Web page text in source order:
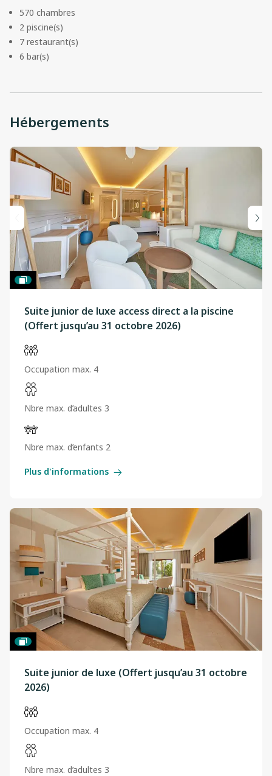
570 chambres
2 piscine(s)
7 restaurant(s)
6 bar(s)
Hébergements
Suite junior de luxe access direct a la piscine
(Offert jusqu’au 31 octobre 2026)
Occupation max. 4
Nbre max. d’adultes 3
Nbre max. d’enfants 2
Plus d'informations
Suite junior de luxe (Offert jusqu’au 31 octobre
2026)
Occupation max. 4
Nbre max. d’adultes 3